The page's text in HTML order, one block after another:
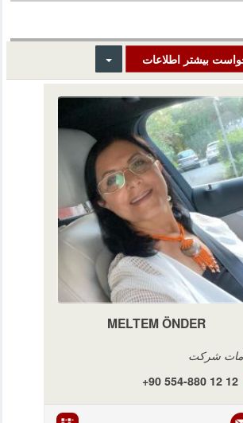
بیشتر اطلاعات
MELTEM ÖNDER
شرکت
+90 554-880 12 12